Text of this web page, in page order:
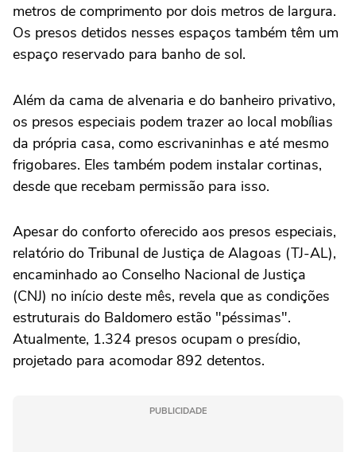
metros de comprimento por dois metros de largura.
Os presos detidos nesses espaços também têm um
espaço reservado para banho de sol.
Além da cama de alvenaria e do banheiro privativo,
os presos especiais podem trazer ao local mobílias
da própria casa, como escrivaninhas e até mesmo
frigobares. Eles também podem instalar cortinas,
desde que recebam permissão para isso.
Apesar do conforto oferecido aos presos especiais,
relatório do Tribunal de Justiça de Alagoas (TJ-AL),
encaminhado ao Conselho Nacional de Justiça
(CNJ) no início deste mês, revela que as condições
estruturais do Baldomero estão "péssimas".
Atualmente, 1.324 presos ocupam o presídio,
projetado para acomodar 892 detentos.
PUBLICIDADE